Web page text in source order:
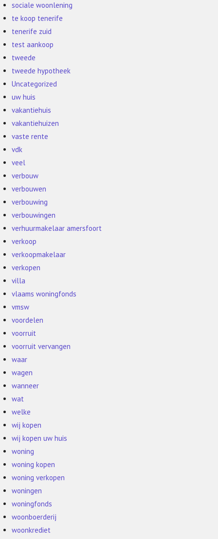
sociale woonlening
te koop tenerife
tenerife zuid
test aankoop
tweede
tweede hypotheek
Uncategorized
uw huis
vakantiehuis
vakantiehuizen
vaste rente
vdk
veel
verbouw
verbouwen
verbouwing
verbouwingen
verhuurmakelaar amersfoort
verkoop
verkoopmakelaar
verkopen
villa
vlaams woningfonds
vmsw
voordelen
voorruit
voorruit vervangen
waar
wagen
wanneer
wat
welke
wij kopen
wij kopen uw huis
woning
woning kopen
woning verkopen
woningen
woningfonds
woonboerderij
woonkrediet